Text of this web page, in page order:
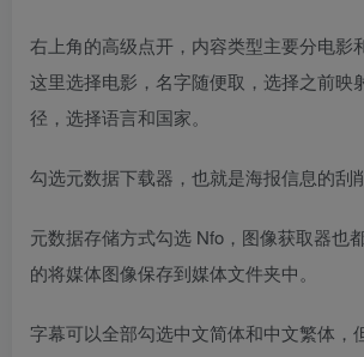
右上角的高级点开，内容类型主要分电影
这里选择电影，名字随便取，选择之前映
径，选择语言和国家。
勾选元数据下载器，也就是海报信息的刮
元数据存储方式勾选 Nfo，图像获取器也
的将媒体图像保存到媒体文件夹中。
字幕可以全部勾选中文简体和中文繁体，